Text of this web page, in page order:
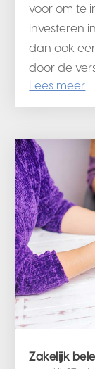
voor om te
investeren
dan ook
door de
Lees meer
Zakelijk